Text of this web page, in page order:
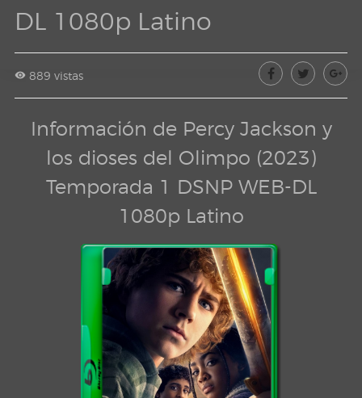
DL 1080p Latino
889 vistas
Información de Percy Jackson y
los dioses del Olimpo (2023)
Temporada 1 DSNP WEB-DL
1080p Latino